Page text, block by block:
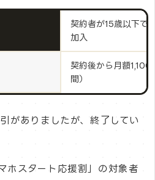
契約者が15歳以下で
加入
契約後から月額1,100
間）
がありましたが、終了してい
ホスタート応援割」の対象者